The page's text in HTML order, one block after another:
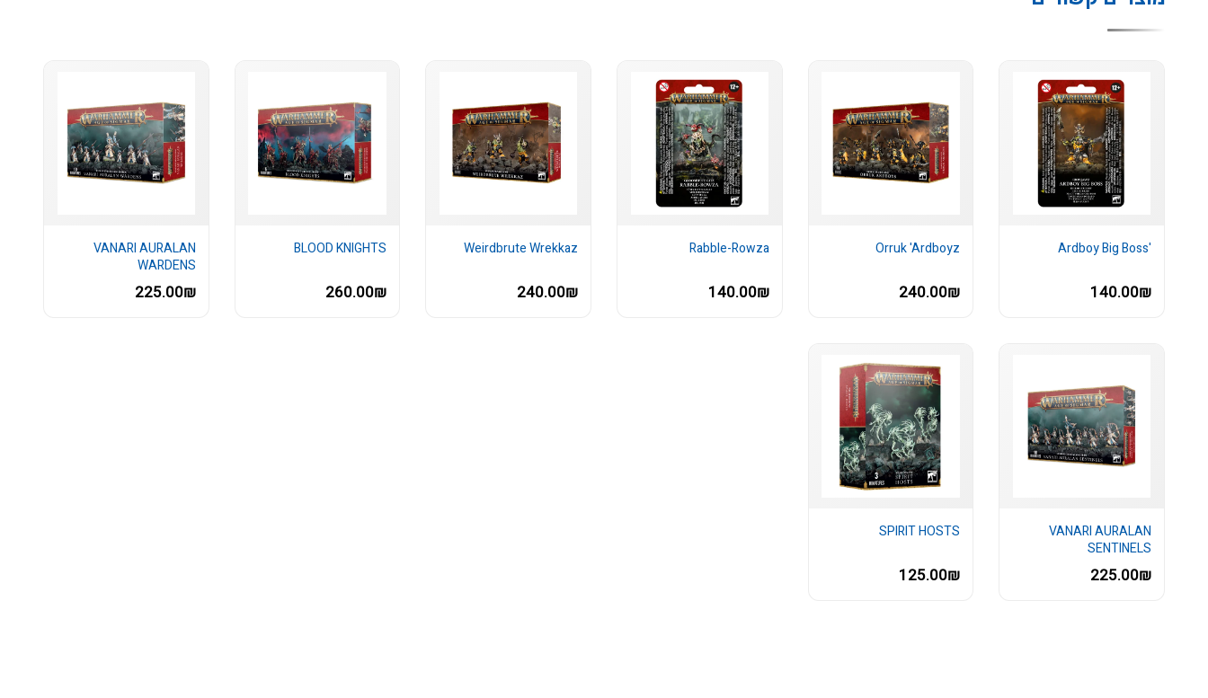
'Ardboy Big Boss
140.00₪
Orruk 'Ardboyz
240.00₪
Rabble-Rowza
140.00₪
Weirdbrute Wrekkaz
240.00₪
BLOOD KNIGHTS
260.00₪
VANARI AURALAN
WARDENS
225.00₪
VANARI AURALAN
SENTINELS
225.00₪
SPIRIT HOSTS
125.00₪